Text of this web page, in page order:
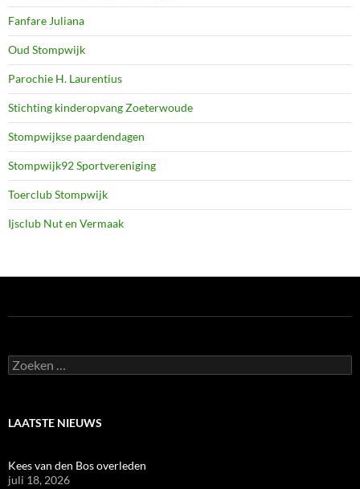
Fanfare Juliana
Oud Stompwijk
Parochie H. Laurentius
Stichting kinderopvang Zoeterwoude
Stompwijkse paardendagen
Stompwijk92 Sportvereniging
Toerclub Stompwijk
Ijsclub Nut en Vermaak
Zoeken
naar:
LAATSTE NIEUWS
Kees van den Bos overleden
juli 18, 2026